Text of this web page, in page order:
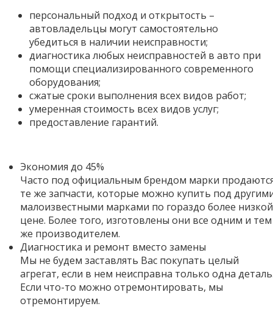
персональный подход и открытость –
автовладельцы могут самостоятельно
убедиться в наличии неисправности;
диагностика любых неисправностей в авто при
помощи специализированного современного
оборудования;
сжатые сроки выполнения всех видов работ;
умеренная стоимость всех видов услуг;
предоставление гарантий.
Экономия до 45%
Часто под официальным брендом марки
те же запчасти, которые можно купить под
малоизвестными марками по гораздо более низкой
цене. Более того, изготовлены они все одним и тем
же производителем.
Диагностика и ремонт вместо замены
Мы не будем заставлять Вас покупать целый
агрегат, если в нем неисправна только одна
Если что-то можно отремонтировать, мы
отремонтируем.